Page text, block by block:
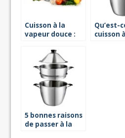
Cuisson à la
vapeur douce :
Qu’est-
cuisson
5 bonnes raisons
de passer à la